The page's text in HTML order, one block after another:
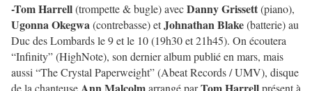
-Tom Harrell(trompette & bugle) avecDanny Grissett(piano),
Ugonna Okegwa(contrebasse) etJohnathan Blake(batterie) au
Duc des Lombards le 9 et le 10 (19h30 et 21h45). On écoutera
“Infinity” (HighNote), son dernier album publié en mars, mais
aussi “The Crystal Paperweight” (Abeat Records / UMV), disque
de la chanteuse
arrangé par
présent à